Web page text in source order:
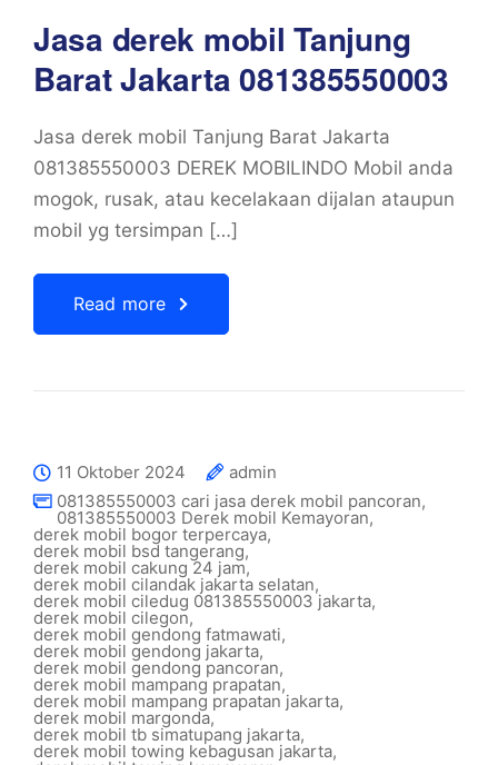
Jasa derek mobil Tanjung
Barat Jakarta 081385550003
Jasa derek mobil Tanjung Barat Jakarta
081385550003 DEREK MOBILINDO Mobil anda
mogok, rusak, atau kecelakaan dijalan ataupun
mobil yg tersimpan […]
Read more
11 Oktober 2024
admin
081385550003 cari jasa derek mobil pancoran,
081385550003 Derek mobil Kemayoran,
derek mobil bogor terpercaya,
derek mobil bsd tangerang,
derek mobil cakung 24 jam,
derek mobil cilandak jakarta selatan,
derek mobil ciledug 081385550003 jakarta,
derek mobil cilegon,
derek mobil gendong fatmawati,
derek mobil gendong jakarta,
derek mobil gendong pancoran,
derek mobil mampang prapatan,
derek mobil mampang prapatan jakarta,
derek mobil margonda,
derek mobil tb simatupang jakarta,
derek mobil towing kebagusan jakarta,